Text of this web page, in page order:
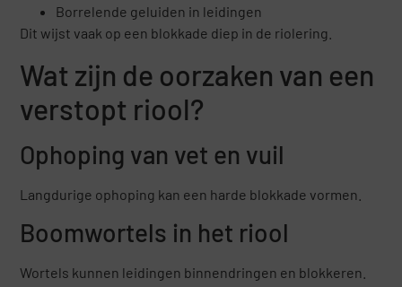
Borrelende geluiden in leidingen
Dit wijst vaak op een blokkade diep in de riolering.
Wat zijn de oorzaken van een
verstopt riool?
Ophoping van vet en vuil
Langdurige ophoping kan een harde blokkade vormen.
Boomwortels in het riool
Wortels kunnen leidingen binnendringen en blokkeren.